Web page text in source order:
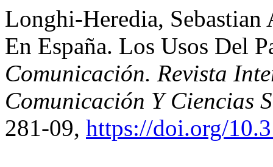
Longhi-Heredia, Sebastian
En España. Los Usos Del
Comunicación. Revista
Comunicación Y Ciencias
281-09, https://doi.org/